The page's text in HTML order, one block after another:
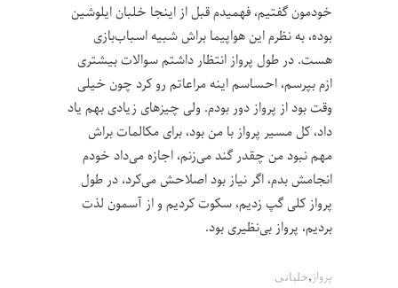
خودمون گفتیم، فهمیدم قبل از اینجا خلبان ایلوشین
بوده، به نظرم این هواپیما براش شبیه اسباب‌بازی
هست. در طول پرواز انتظار داشتم سوالات بیشتری
ازم بپرسم، احساسم اینه مراعاتم رو کرد چون خیلی
وقت بود از پرواز دور بودم. ولی چیزهای زیادی بهم یاد
داد، کل مسیر پرواز با من بود، برای مکالمات براش
مهم نبود من چقدر گند می‌زنم، اجازه می‌داد خودم
انجامش بدم، اگر نیاز بود اصلاحش می‌کرد، در طول
پرواز کلی گپ زدیم، سکوت کردیم و از آسمون لذت
بردیم، پرواز بی‌نظیری بود.
پرواز,خلبانی